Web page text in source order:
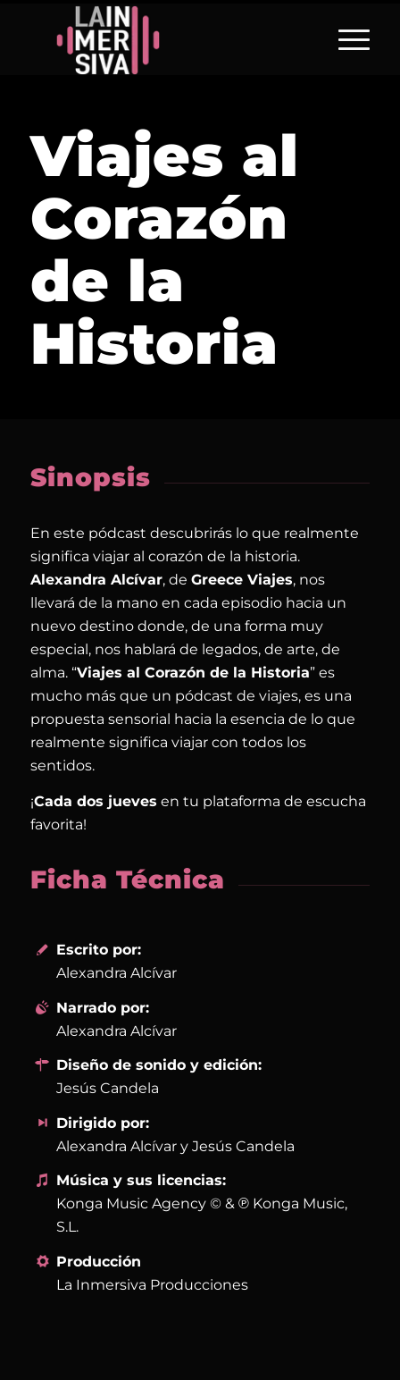
Viajes al
Corazón
de la
Historia
Sinopsis
En este pódcast descubrirás lo que realmente
significa viajar al corazón de la historia.
Alexandra Alcívar, de Greece Viajes, nos
llevará de la mano en cada episodio hacia un
nuevo destino donde, de una forma muy
especial, nos hablará de legados, de arte, de
alma. “Viajes al Corazón de la Historia” es
mucho más que un pódcast de viajes, es una
propuesta sensorial hacia la esencia de lo que
realmente significa viajar con todos los
sentidos.
¡Cada dos jueves en tu plataforma de escucha
favorita!
Ficha Técnica
Escrito por:
Alexandra Alcívar
Narrado por:
Alexandra Alcívar
Diseño de sonido y edición:
Jesús Candela
Dirigido por:
Alexandra Alcívar y Jesús Candela
Música y sus licencias:
Konga Music Agency © & ℗ Konga Music,
S.L.
Producción
La Inmersiva Producciones